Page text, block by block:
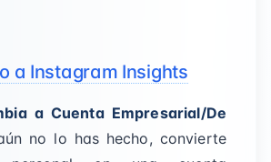
a Instagram Insights
a Cuenta Empresarial/De
no lo has hecho, convierte